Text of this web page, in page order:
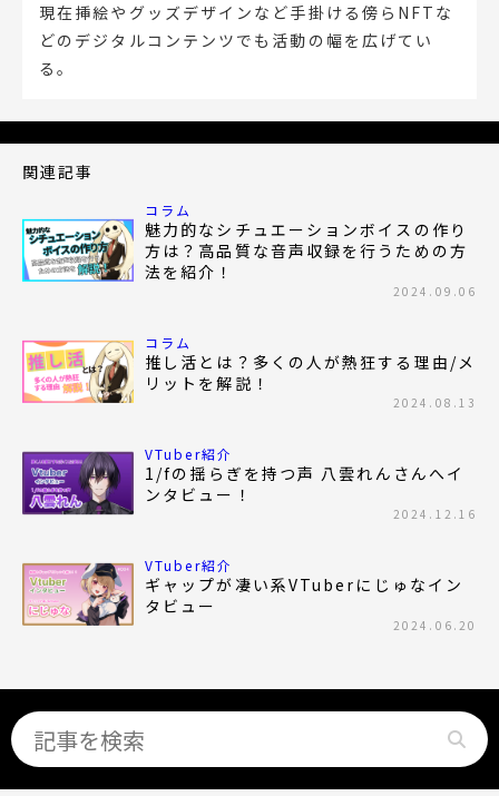
現在挿絵やグッズデザインなど手掛ける傍らNFTな
どのデジタルコンテンツでも活動の幅を広げてい
る。
関連記事
コラム
魅力的なシチュエーションボイスの作り
方は？高品質な音声収録を行うための方
法を紹介！
2024.09.06
コラム
推し活とは？多くの人が熱狂する理由/メ
リットを解説！
2024.08.13
VTuber紹介
1/fの揺らぎを持つ声 八雲れんさんへイ
ンタビュー！
2024.12.16
VTuber紹介
ギャップが凄い系VTuberにじゅなイン
タビュー
2024.06.20